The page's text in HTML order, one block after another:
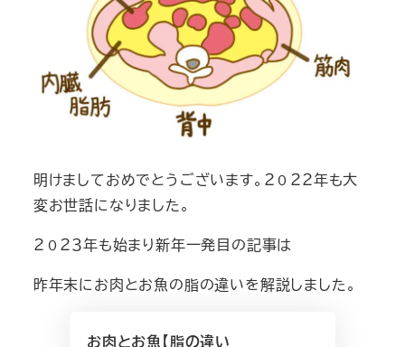
明けましておめでとうございます。２０２２年も大
変お世話になりました。
２０２３年も始まり新年一発目の記事は
昨年末にお肉とお魚の脂の違いを解説しました。
お肉とお魚【脂の違い